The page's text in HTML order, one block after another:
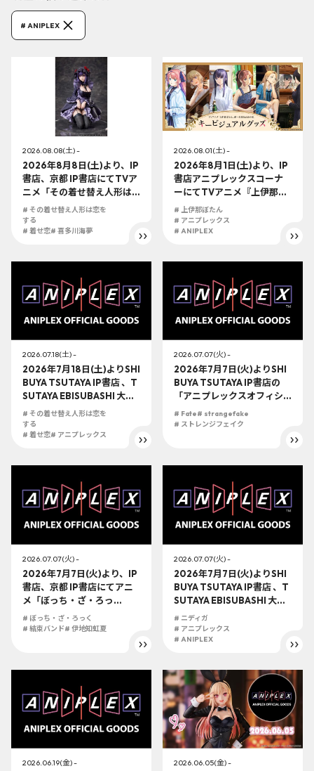
# ANIPLEX
2026.08.08(土) -
2026年8月8日(土)より、IP
書店、京都 IP書店にてTVア
ニメ「その着せ替え人形は
恋をする」喜多川海夢 黒江
雫Ver. ノンスケールフィギ
ュアの展開が決定！！
# その着せ替え人形は恋を
する
# 着せ恋# 喜多川海夢
2026.08.01(土) -
2026年8月1日(土)より、IP
書店アニプレックスコーナ
ーにてTVアニメ『上伊那ぼ
たん、酔へる姿は百合の
花』 の展開が決定！！
# 上伊那ぼたん
# アニプレックス
# ANIPLEX
2026.07.18(土) -
2026年7月18日(土)よりSHI
BUYA TSUTAYA IP書店 、T
SUTAYA EBISUBASHI 大阪 I
P書店、京都 IP書店の「アニ
プレックスオフィシャルス
トア」にてTVアニメ『その
# その着せ替え人形は恋を
する
# 着せ恋# アニプレックス
2026.07.07(火) -
2026年7月7日(火)よりSHI
BUYA TSUTAYA IP書店の
「アニプレックスオフィシ
ャルストア」にてTVアニメ
『Fate/strange Fake』の
# Fate# strangefake
# ストレンジフェイク
2026.07.07(火) -
2026年7月7日(火)より、IP
書店、京都 IP書店にてアニ
メ「ぼっち・ざ・ろっ
く！」 伊地知虹夏 1/7ス
ケールフィギュアの展開が
# ぼっち・ざ・ろっく
# 結束バンド# 伊地知虹夏
2026.07.07(火) -
2026年7月7日(火)よりSHI
BUYA TSUTAYA IP書店 、T
SUTAYA EBISUBASHI 大阪 I
P書店、京都 IP書店の「アニ
プレックスオフィシャルス
トア」にて『NEEDY GIRL
# ニディガ
# アニプレックス
# ANIPLEX
2026.06.19(金) - 2026.06.05(金) -